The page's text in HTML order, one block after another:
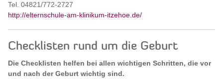
Tel. 04821/772-2727
http://elternschule-am-klinikum-itzehoe.de/
Checklisten rund um die Geburt
Die Checklisten helfen bei allen wichtigen Schritten, die vor
und nach der Geburt wichtig sind.